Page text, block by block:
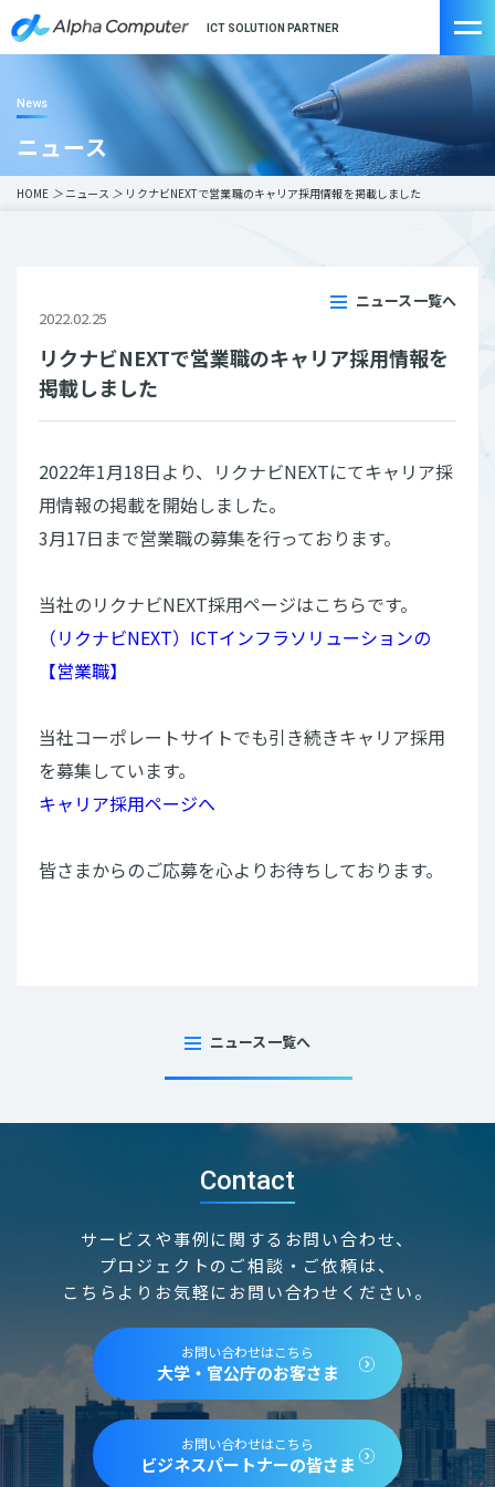
ICT SOLUTION PARTNER
News
ニュース
HOME ＞ ニュース ＞ リクナビNEXTで営業職のキャリア採用情報を掲載しました
ニュース一覧へ
2022.02.25
リクナビNEXTで営業職のキャリア採用情報を
掲載しました
2022年1月18日より、リクナビNEXTにてキャリア採
用情報の掲載を開始しました。
3月17日まで営業職の募集を行っております。
当社のリクナビNEXT採用ページはこちらです。
（リクナビNEXT）ICTインフラソリューションの
【営業職】
当社コーポレートサイトでも引き続きキャリア採用
を募集しています。
キャリア採用ページへ
皆さまからのご応募を心よりお待ちしております。
ニュース一覧へ
Contact
サービスや事例に関するお問い合わせ、
プロジェクトのご相談・ご依頼は、
こちらよりお気軽にお問い合わせください。
お問い合わせはこちら
大学・官公庁のお客さま
お問い合わせはこちら
ビジネスパートナーの皆さま